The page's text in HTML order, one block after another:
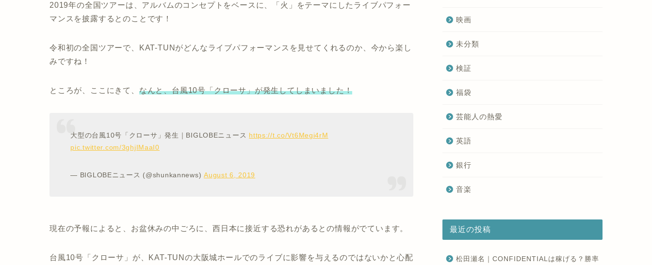
2019年の全国ツアーは、アルバムのコンセプトをベースに、「火」をテーマにしたライブパフォー
マンスを披露するとのことです！
令和初の全国ツアーで、KAT-TUNがどんなライブパフォーマンスを見せてくれるのか、今から楽し
みですね！
ところが、ここにきて、 なんと、台風10号「クローサ」が発生してしまいました！
大型の台風10号「クローサ」発生｜BIGLOBEニュース https://t.co/Vt6Megi4rM
pic.twitter.com/3ghjIMaaI0
— BIGLOBEニュース (@shunkannews)August 6, 2019
現在の予報によると、お盆休みの中ごろに、西日本に接近する恐れがあるとの情報がでています。
台風10号「クローサ」が、KAT-TUNの大阪城ホールでのライブに影響を与えるのではないかと心配
映画
未分類
検証
福袋
芸能人の熱愛
英語
銀行
音楽
最近の投稿
松田瀬名｜CONFIDENTIALは稼げる？勝率